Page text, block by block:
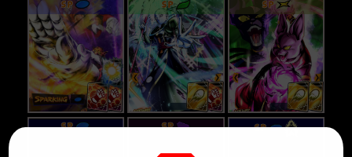
SP SP SP
SP SP SP